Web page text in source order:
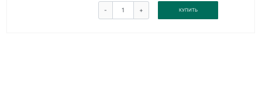
- + КУПИТЬ